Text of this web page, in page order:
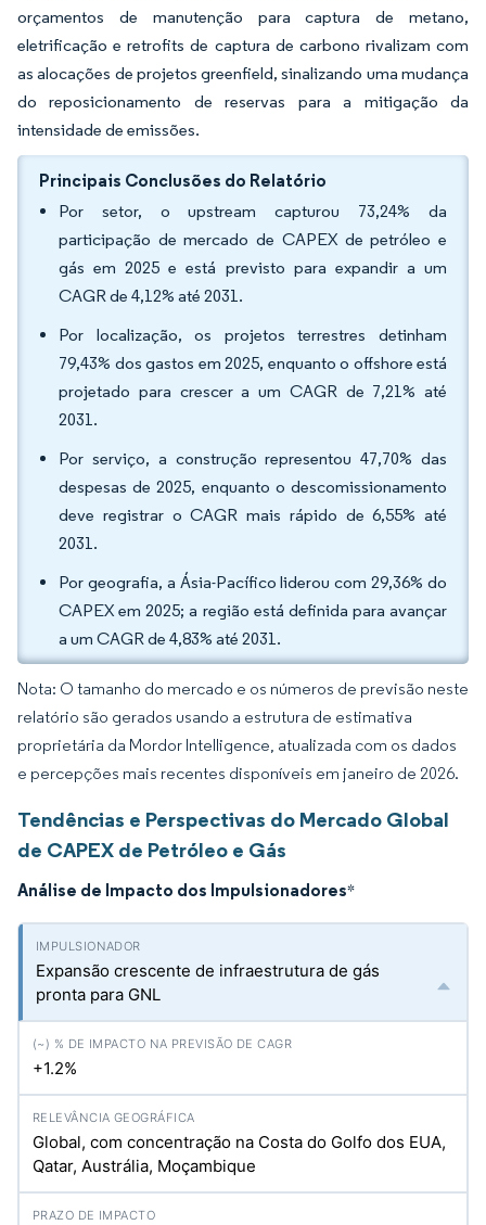
orçamentos de manutenção para captura de metano,
eletrificação e retrofits de captura de carbono rivalizam com
as alocações de projetos greenfield, sinalizando uma mudança
do reposicionamento de reservas para a mitigação da
intensidade de emissões.
Principais Conclusões do Relatório
Por setor, o upstream capturou 73,24% da
participação de mercado de CAPEX de petróleo e
gás em 2025 e está previsto para expandir a um
CAGR de 4,12% até 2031.
Por localização, os projetos terrestres detinham
79,43% dos gastos em 2025, enquanto o offshore está
projetado para crescer a um CAGR de 7,21% até
2031.
Por serviço, a construção representou 47,70% das
despesas de 2025, enquanto o descomissionamento
deve registrar o CAGR mais rápido de 6,55% até
2031.
Por geografia, a Ásia-Pacífico liderou com 29,36% do
CAPEX em 2025; a região está definida para avançar
a um CAGR de 4,83% até 2031.
Nota: O tamanho do mercado e os números de previsão neste
relatório são gerados usando a estrutura de estimativa
proprietária da Mordor Intelligence, atualizada com os dados
e percepções mais recentes disponíveis em janeiro de 2026.
Tendências e Perspectivas do Mercado Global
de CAPEX de Petróleo e Gás
Análise de Impacto dos Impulsionadores*
Expansão crescente de infraestrutura de gás
pronta para GNL
+1.2%
Global, com concentração na Costa do Golfo dos EUA,
Qatar, Austrália, Moçambique